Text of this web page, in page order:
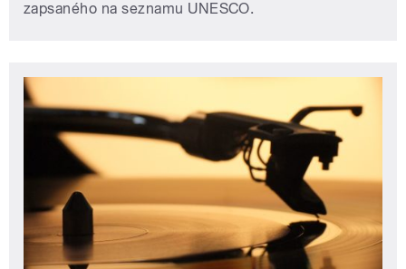
zapsaného na seznamu UNESCO.